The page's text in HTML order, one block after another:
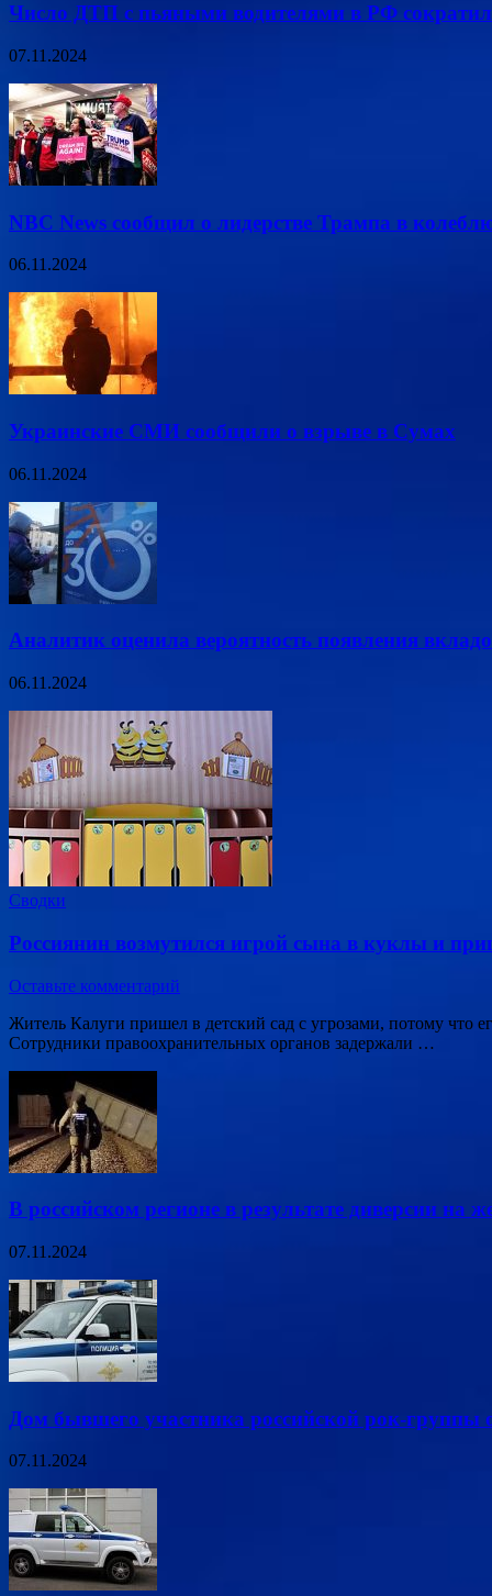
Число ДТП с пьяными водителями в РФ
07.11.2024
NBC News сообщил о лидерстве Трампа в
06.11.2024
Украинские СМИ сообщили о взрыве в Сумах
06.11.2024
Аналитик оценила вероятность появления
06.11.2024
Сводки
Россиянин возмутился игрой сына в куклы и
Оставьте комментарий
Житель Калуги пришел в детский сад с угрозами, потому
Сотрудники правоохранительных органов задержали …
В российском регионе в результате диверсии на
07.11.2024
Дом бывшего участника российской рок-группы
07.11.2024